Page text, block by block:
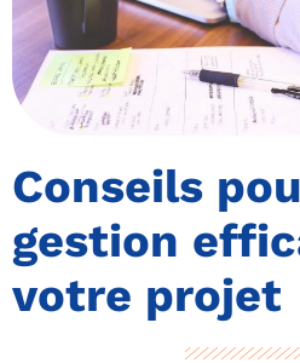
Conseils
gestion
votre projet